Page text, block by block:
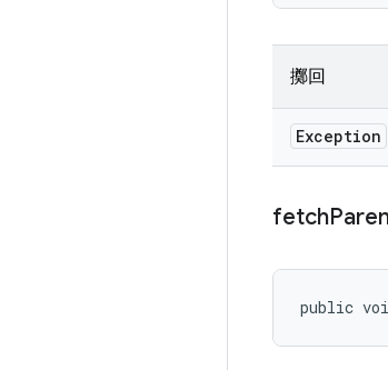
擲回
Exception
fetch
public